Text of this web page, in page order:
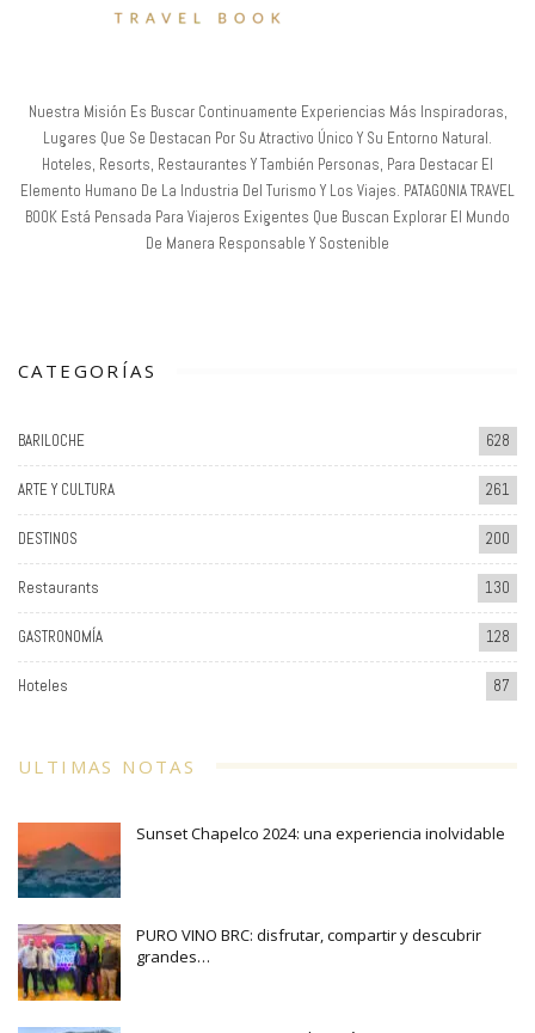
Nuestra Misión Es Buscar Continuamente Experiencias Más Inspiradoras,
Lugares Que Se Destacan Por Su Atractivo Único Y Su Entorno Natural.
Hoteles, Resorts, Restaurantes Y También Personas, Para Destacar El
Elemento Humano De La Industria Del Turismo Y Los Viajes. PATAGONIA TRAVEL
BOOK Está Pensada Para Viajeros Exigentes Que Buscan Explorar El Mundo
De Manera Responsable Y Sostenible
CATEGORÍAS
BARILOCHE 628
ARTE Y CULTURA 261
DESTINOS 200
Restaurants 130
GASTRONOMÍA 128
Hoteles 87
ULTIMAS NOTAS
Sunset Chapelco 2024: una experiencia inolvidable
PURO VINO BRC: disfrutar, compartir y descubrir
grandes…